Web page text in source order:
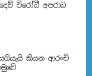
විරෝධී අපරාධ
කියන ආරංචි